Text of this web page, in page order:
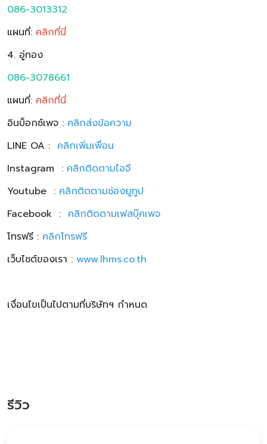
086-3013312
แผนที่: คลิกที่นี่
4. อู่ทอง
086-3078661
แผนที่: คลิกที่นี่
อินบ็อกซ์เพจ : คลิกส่งข้อความ
LINE OA : คลิกเพิ่มเพื่อน
Instagram : คลิกติดตามไอจี
Youtube : คลิกติดตามช่องยูทูป
Facebook : คลิกติดตามเฟสบุ๊คเพจ
โทรฟรี : คลิกโทรฟรี
เว็บไซต์ของเรา : www.lhms.co.th
เงื่อนไขเป็นไปตามที่บริษัทฯ กำหนด
รีวิว